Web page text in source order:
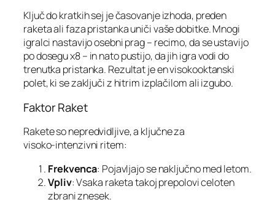
Ključ do kratkih sej je časovanje izhoda, preden
raketa ali faza pristanka uniči vaše dobitke. Mnogi
igralci nastavijo osebni prag – recimo, da se ustavijo
po dosegu x8 – in nato pustijo, da jih igra vodi do
trenutka pristanka. Rezultat je en visokooktanski
polet, ki se zaključi z hitrim izplačilom ali izgubo.
Faktor Raket
Rakete so nepredvidljive, a ključne za
visoko‑intenzivni ritem:
Frekvenca: Pojavljajo se naključno med letom.
Vpliv: Vsaka raketa takoj prepolovi celoten
zbrani znesek.